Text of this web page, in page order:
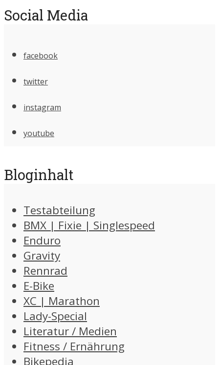
Social Media
facebook
twitter
instagram
youtube
Bloginhalt
Testabteilung
BMX | Fixie | Singlespeed
Enduro
Gravity
Rennrad
E-Bike
XC | Marathon
Lady-Special
Literatur / Medien
Fitness / Ernährung
Bikepedia